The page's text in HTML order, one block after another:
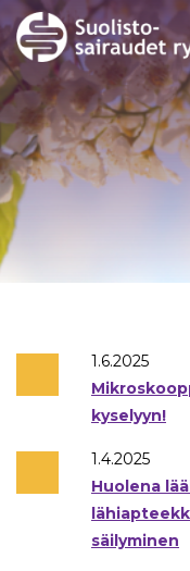
1.6.2025
kyselyyn!
1.4.2025
Huolena
säilyminen